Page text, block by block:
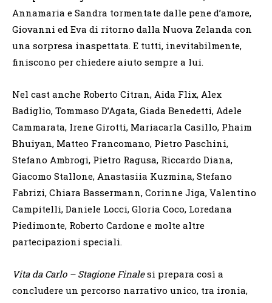
Annamaria e Sandra tormentate dalle pene d’amore,
Giovanni ed Eva di ritorno dalla Nuova Zelanda con
una sorpresa inaspettata. E tutti, inevitabilmente,
finiscono per chiedere aiuto sempre a lui.
Nel cast anche Roberto Citran, Aida Flix, Alex
Badiglio, Tommaso D’Agata, Giada Benedetti, Adele
Cammarata, Irene Girotti, Mariacarla Casillo, Phaim
Bhuiyan, Matteo Francomano, Pietro Paschini,
Stefano Ambrogi, Pietro Ragusa, Riccardo Diana,
Giacomo Stallone, Anastasiia Kuzmina, Stefano
Fabrizi, Chiara Bassermann, Corinne Jiga, Valentino
Campitelli, Daniele Locci, Gloria Coco, Loredana
Piedimonte, Roberto Cardone e molte altre
partecipazioni speciali.
Vita da Carlo – Stagione Finalesi prepara così a
concludere un percorso narrativo unico, tra ironia,